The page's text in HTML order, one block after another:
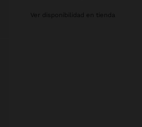
ver disponibilidad en tienda